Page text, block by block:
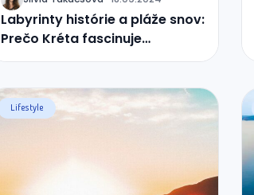
Labyrinty histórie a pláže snov:
Prečo Kréta fascinuje
cestovateľov?
Lifestyle